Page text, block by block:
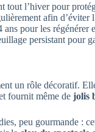
tout l’hiver pour
afin d’éviter
ans pour les
persistant pour
un rôle décoratif.
fournit même de jolis
peu gourmande :